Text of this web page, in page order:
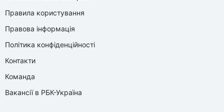
Правила користування
Правова інформація
Політика конфіденційності
Контакти
Команда
Вакансії в РБК-Україна